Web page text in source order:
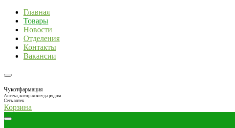
Главная
Товары
Новости
Отделения
Контакты
Вакансии
Чукотфармация
Аптека, которая всегда рядом
Сеть аптек
Корзина